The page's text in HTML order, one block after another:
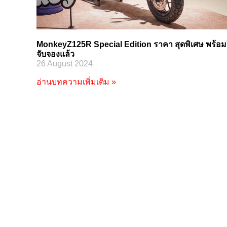
MonkeyZ125R Special Edition ราคา สุดพิเศษ พร้อ
จับจองแล้ว
26 August 2024
อ่านบทความเพิ่มเติม »